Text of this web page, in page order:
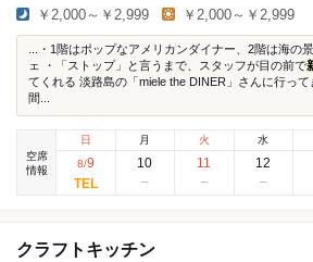
￥2,000～￥2,999 ￥2,000～￥2,999
...・1階はポップなアメリカンダイナー、2階は海の
ェ ・「ストップ」と言うまで、スタッフが目の前で
てくれる 淡路島の「miele the DINER」さんに行っ
間...
空席
情報
日
8/9
月
10
火
11
水
12
クラフトキッチン